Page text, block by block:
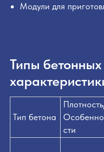
Модули для
Типы
Тип бетона
Особенно
сти